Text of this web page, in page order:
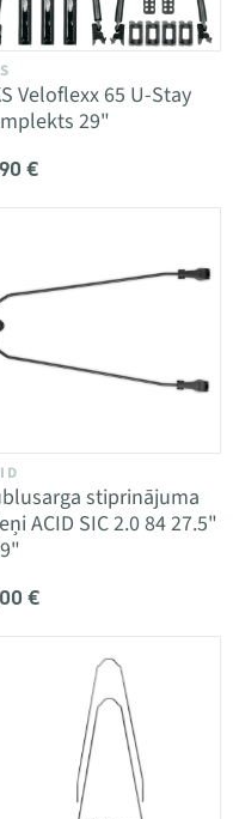
Veloflexx 65 U-Stay
29"
€
stiprinājuma
ACID SIC 2.0 84 27.5"
€